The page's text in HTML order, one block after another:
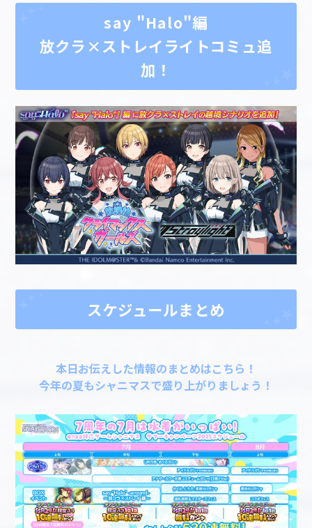
say "Halo"編
放クラ×ストレイライトコミュ追
加！
スケジュールまとめ
本日お伝えした情報のまとめはこちら！
今年の夏もシャニマスで盛り上がりましょう！